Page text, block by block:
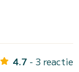
4.7 - 3 reactie